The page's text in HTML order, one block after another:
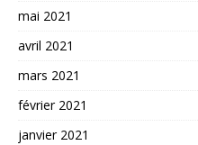
mai 2021
avril 2021
mars 2021
février 2021
janvier 2021